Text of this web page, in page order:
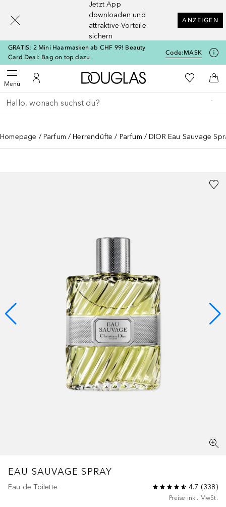
Jetzt App
downloaden und
attraktive Vorteile
sichern
ANZEIGEN
GRATIS: 2 Mini Haarmasken ab CHF 99! Beauty
Card Deal: Bag on top dazu
Code:MASK
MenüMenü öffnenZu Meinem Kundenkonto
Zur Douglas Startseite
Zu Meiner
Gehe zurück
Suche ausführen
Homepage Parfum Herrendüfte Parfum DIOR Eau Sauvage
EAU SAUVAGE SPRAY
Eau de Toilette 4.7 (338)
Preise inkl. MwSt.
[navigation.slideout.screenreader]